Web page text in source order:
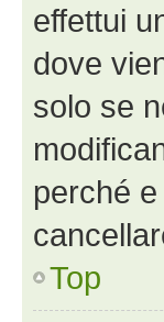
effettui
dove
solo se
perché
Top